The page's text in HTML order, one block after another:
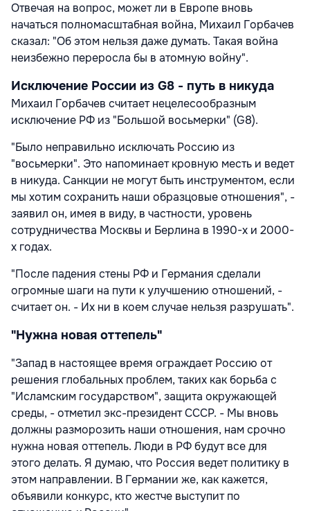
Отвечая на вопрос, может ли в Европе вновь
начаться полномасштабная война, Михаил Горбачев
сказал: "Об этом нельзя даже думать. Такая война
неизбежно переросла бы в атомную войну".
Исключение России из G8 - путь в никуда
Михаил Горбачев считает нецелесообразным
исключение РФ из "Большой восьмерки" (G8).
"Было неправильно исключать Россию из
"восьмерки". Это напоминает кровную месть и ведет
в никуда. Санкции не могут быть инструментом, если
мы хотим сохранить наши образцовые отношения", -
заявил он, имея в виду, в частности, уровень
сотрудничества Москвы и Берлина в 1990-х и 2000-
х годах.
"После падения стены РФ и Германия сделали
огромные шаги на пути к улучшению отношений, -
считает он. - Их ни в коем случае нельзя разрушать".
"Нужна новая оттепель"
"Запад в настоящее время ограждает Россию от
решения глобальных проблем, таких как борьба с
"Исламским государством", защита окружающей
среды, - отметил экс-президент СССР. - Мы вновь
должны разморозить наши отношения, нам срочно
нужна новая оттепель. Люди в РФ будут все для
этого делать. Я думаю, что Россия ведет политику в
этом направлении. В Германии же, как кажется,
объявили конкурс, кто жестче выступит по